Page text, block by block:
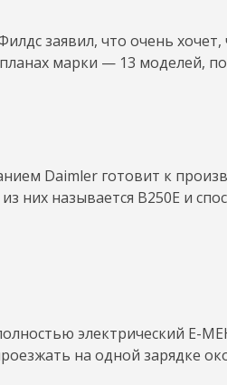
заявил, что очень хочет,
марки — 13 моделей,
Daimler готовит к
них называется B250E и
электрический E-
на одной зарядке